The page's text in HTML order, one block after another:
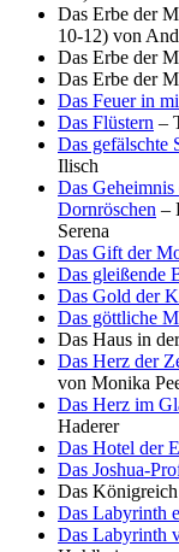
Das Erbe der
10-12) von
Das Erbe der
Das Erbe der
Das Feuer in
Das Flüstern –
Das gefälschte
Ilisch
Das
Dornröschen –
Serena
Das Gift der
Das gleißende
Das Gold der
Das göttliche
Das Haus in
Das Herz der
von Monika
Das Herz im
Haderer
Das Hotel der
Das Joshua-
Das
Das Labyrinth
Das Labyrinth